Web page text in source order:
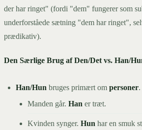
der har ringet" (fordi "dem" fungerer som
underforståede sætning "dem har ringet",
prædikativ).
Den Særlige Brug af Den/Det vs. Han/
Han/Hun bruges primært om personer.
Manden går. Han er træt.
Kvinden synger. Hun har en smuk